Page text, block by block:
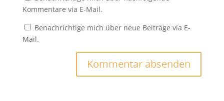
Kommentare via E-Mail.
Benachrichtige mich über neue Beiträge via E-
Mail.